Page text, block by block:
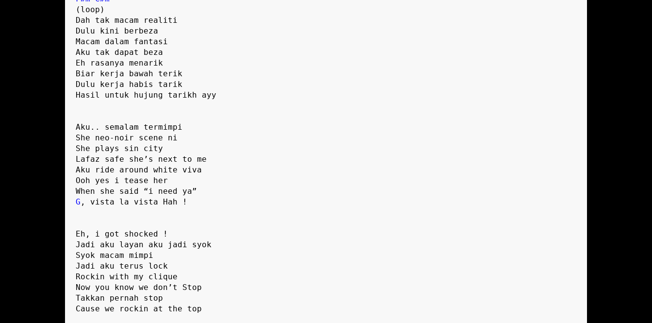
(loop)
Dah tak macam realiti
Dulu kini berbeza
Macam dalam fantasi
Aku tak dapat beza
Eh rasanya menarik
Biar kerja bawah terik
Dulu kerja habis tarik
Hasil untuk hujung tarikh ayy
Aku.. semalam termimpi
She neo-noir scene ni
She plays sin city
Lafaz safe she’s next to me
Aku ride around white viva
Ooh yes i tease her
G , vista la vista Hah !
Eh, i got shocked !
Jadi aku layan aku jadi syok
Syok macam mimpi
Jadi aku terus lock
Rockin with my clique
Now you know we don’t Stop
Takkan pernah stop
Cause we rockin at the top